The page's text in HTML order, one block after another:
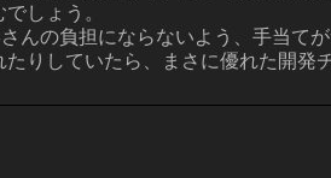
でしょう。
んの負担にならないよう、手当て
たりしていたら、まさに優れた開発